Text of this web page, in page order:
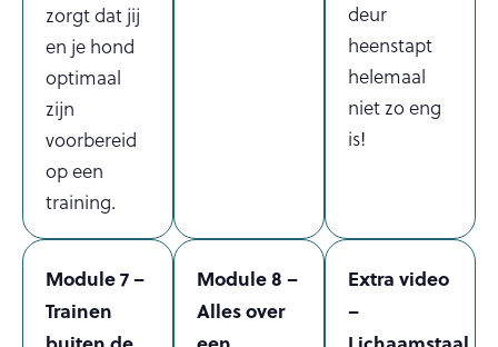
zorgt dat jij
en je hond
optimaal
zijn
voorbereid
op een
training.
deur
heenstapt
helemaal
niet zo eng
is!
Module 7 –
Trainen
Module 8 –
Alles over
Extra video
–